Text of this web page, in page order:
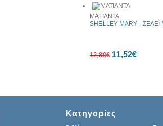
ΜΑΤΙΛΝΤΑ
SHELLEY MARY - ΣΕΛΕΪ
12,80€ 11,52€
Κατηγορίες